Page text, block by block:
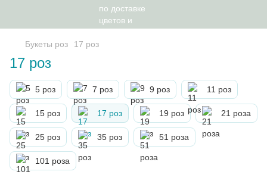
Букеты роз 17 роз
17 роз
5 роз 7 роз 9 роз 11 роз
15 роз 17 роз 19 роз 21 роза
25 роз 35 роз 51 роза
101 роза